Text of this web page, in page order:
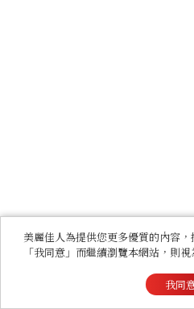
美麗佳人為提供您更多優質的內容
「我同意」而繼續瀏覽本網站，則
我同